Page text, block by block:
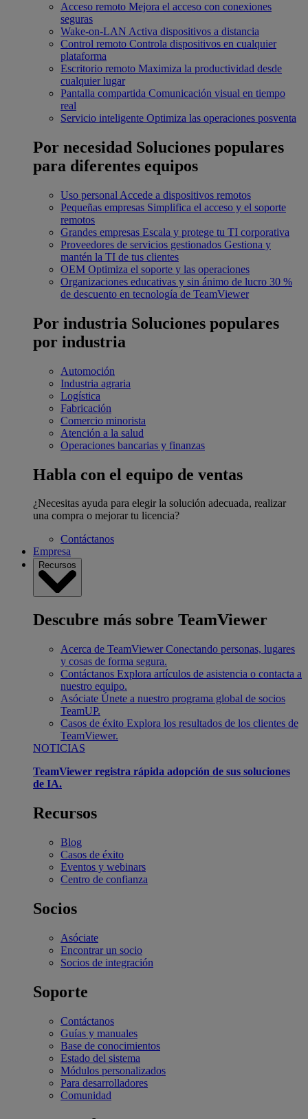
Acceso remoto Mejora el acceso con conexiones
seguras
Wake-on-LAN Activa dispositivos a distancia
Control remoto Controla dispositivos en cualquier
plataforma
Escritorio remoto Maximiza la productividad desde
cualquier lugar
Pantalla compartida Comunicación visual en tiempo
real
Servicio inteligente Optimiza las operaciones posventa
Por necesidad Soluciones populares
para diferentes equipos
Uso personal Accede a dispositivos remotos
Pequeñas empresas Simplifica el acceso y el soporte
remotos
Grandes empresas Escala y protege tu TI corporativa
Proveedores de servicios gestionados Gestiona y
mantén la TI de tus clientes
OEM Optimiza el soporte y las operaciones
Organizaciones educativas y sin ánimo de lucro 30 %
de descuento en tecnología de TeamViewer
Por industria Soluciones populares
por industria
Automoción
Industria agraria
Logística
Fabricación
Comercio minorista
Atención a la salud
Operaciones bancarias y finanzas
Habla con el equipo de ventas
¿Necesitas ayuda para elegir la solución adecuada, realizar
una compra o mejorar tu licencia?
Contáctanos
Empresa
Recursos
Descubre más sobre TeamViewer
Acerca de TeamViewer Conectando personas, lugares
y cosas de forma segura.
Contáctanos Explora artículos de asistencia o contacta a
nuestro equipo.
Asóciate Únete a nuestro programa global de socios
TeamUP.
Casos de éxito Explora los resultados de los clientes de
TeamViewer.
NOTICIAS
TeamViewer registra rápida adopción de sus soluciones
de IA.
Recursos
Blog
Casos de éxito
Eventos y webinars
Centro de confianza
Socios
Asóciate
Encontrar un socio
Socios de integración
Soporte
Contáctanos
Guías y manuales
Base de conocimientos
Estado del sistema
Módulos personalizados
Para desarrolladores
Comunidad